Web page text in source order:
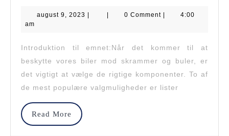
Er
august 9, 2023 august
0 Comment
4:00
am
Introduktion til emnet:Når det kommer til at
beskytte vores biler mod skrammer og buler, er
det vigtigt at vælge de rigtige komponenter. To af
de mest populære valgmuligheder er lister
Read More
Read